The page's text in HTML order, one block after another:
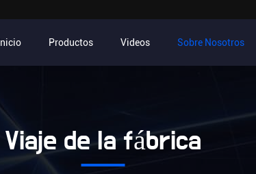
Inicio Productos Videos Sobre Nosotros
Viaje de la fábrica